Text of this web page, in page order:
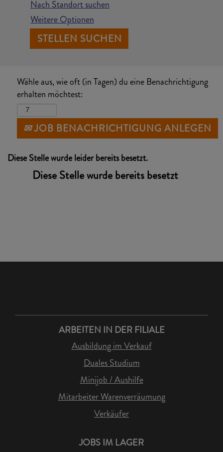
Nach Standort suchen
Weitere Optionen
Wähle aus, wie oft (in Tagen) du eine Benachrichtigung
erhalten möchtest:
JOB BENACHRICHTIGUNG ANLEGEN
Diese Stelle wurde leider bereits besetzt.
Diese Stelle wurde bereits besetzt
ARBEITEN IN DER FILIALE
Ausbildung im Verkauf
Duales Studium
Minijob / Aushilfe
Mitarbeiter Warenverräumung
Verkäufer
JOBS IM LAGER